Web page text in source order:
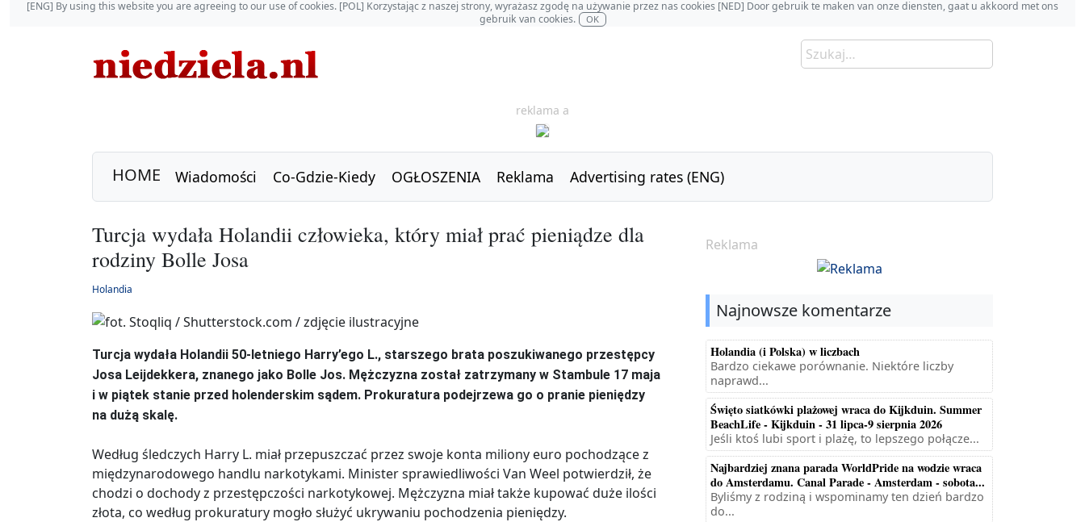
[ENG] By using this website you are agreeing to our use of cookies. [POL] Korzystając z naszej strony, wyrażasz zgodę na używanie przez nas cookies [NED] Door gebruik te maken van onze diensten, gaat u akkoord met ons
gebruik van cookies.
OK
reklama a
HOME Wiadomości Co-Gdzie-Kiedy OGŁOSZENIA Reklama Advertising rates (ENG)
Turcja wydała Holandii człowieka, który miał prać pieniądze dla
rodziny Bolle Josa
Holandia
Turcja wydała Holandii 50-letniego Harry’ego L., starszego brata poszukiwanego przestępcy
Josa Leijdekkera, znanego jako Bolle Jos. Mężczyzna został zatrzymany w Stambule 17 maja
i w piątek stanie przed holenderskim sądem. Prokuratura podejrzewa go o pranie pieniędzy
na dużą skalę.
Według śledczych Harry L. miał przepuszczać przez swoje konta miliony euro pochodzące z
międzynarodowego handlu narkotykami. Minister sprawiedliwości Van Weel potwierdził, że
chodzi o dochody z przestępczości narkotykowej. Mężczyzna miał także kupować duże ilości
złota, co według prokuratury mogło służyć ukrywaniu pochodzenia pieniędzy.
Reklama
Najnowsze komentarze
Holandia (i Polska) w liczbach
Bardzo ciekawe porównanie. Niektóre liczby
naprawd...
Święto siatkówki plażowej wraca do Kijkduin. Summer
BeachLife - Kijkduin - 31 lipca-9 sierpnia 2026
Jeśli ktoś lubi sport i plażę, to lepszego połącze...
Najbardziej znana parada WorldPride na wodzie wraca
do Amsterdamu. Canal Parade - Amsterdam - sobota...
Byliśmy z rodziną i wspominamy ten dzień bardzo
do...